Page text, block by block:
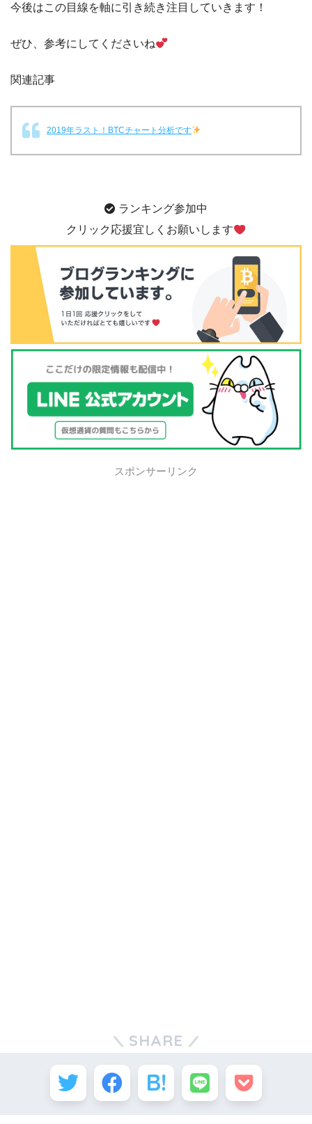
今後はこの目線を軸に引き続き注目していきます！
ぜひ、参考にしてくださいね
関連記事
2019年ラスト！BTCチャート分析です
ランキング参加中
クリック応援宜しくお願いします
スポンサーリンク
SHARE